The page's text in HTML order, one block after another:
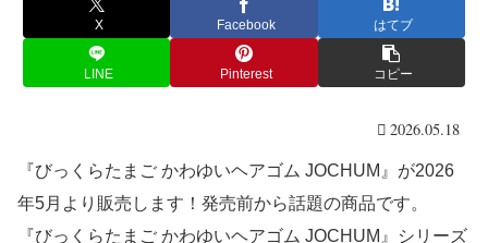
X Facebook はてブ
LINE Pinterest コピー
2026.05.18
『びっくらたまご かわゆいヘアゴム JOCHUM』が2026
年5月より販売します！発売前から話題の商品です。
『びっくらたまご かわゆいヘアゴム JOCHUM』シリーズ